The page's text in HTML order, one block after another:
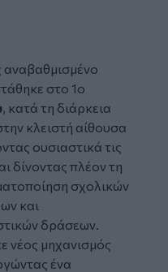
στο 1ο
, κατά τη διάρκεια
κλειστή αίθουσα
ουσιαστικά τις
δίνοντας πλέον τη
σχολικών
και
δράσεων.
νέος μηχανισμός
ένα